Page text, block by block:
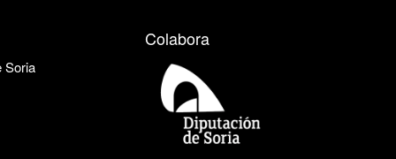
Soria
Colabora